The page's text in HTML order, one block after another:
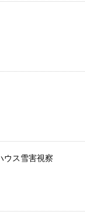
ウス雪害視察